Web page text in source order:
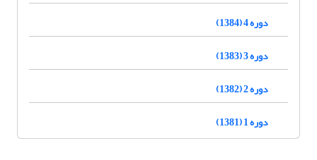
دوره 4 (1384)
دوره 3 (1383)
دوره 2 (1382)
دوره 1 (1381)